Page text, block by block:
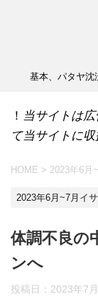
基本、パタヤ沈
！ 当サイトは
て当サイトに
HOME > 2023年6月
2023年6月~7月イ
体調不良の
ンへ
投稿日： 2023年7